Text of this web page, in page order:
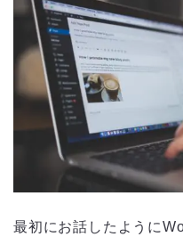
最初にお話したように